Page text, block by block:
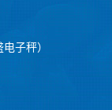
子秤）